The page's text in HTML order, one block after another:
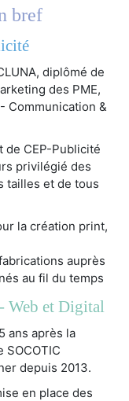
bref
diplômé de
des PME,
Communication &
de CEP-Publicité
privilégié des
tailles et de tous
la création print,
auprès
au fil du temps
Web et Digital
ans après la
SOCOTIC
depuis 2013.
en place des